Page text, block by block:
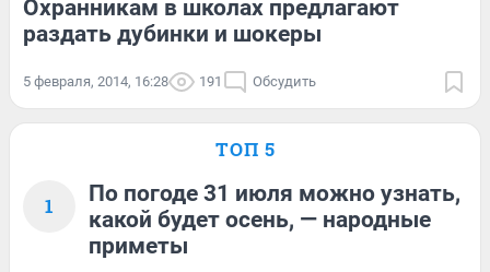
Охранникам в школах предлагают
раздать дубинки и шокеры
5 февраля, 2014, 16:28 191 Обсудить
ТОП 5
1
По погоде 31 июля можно узнать,
какой будет осень, — народные
приметы